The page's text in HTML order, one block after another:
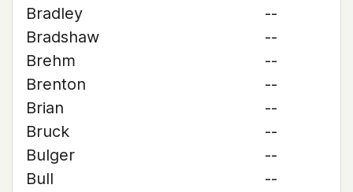
Bradley
--
Bradshaw
--
Brehm
--
Brenton
--
Brian
--
Bruck
--
Bulger
--
Bull
--